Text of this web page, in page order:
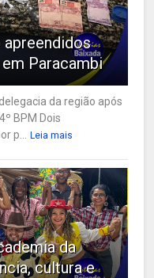
Paracambi
da região após
BPM Dois
p...
Leia mais
da
cultura e